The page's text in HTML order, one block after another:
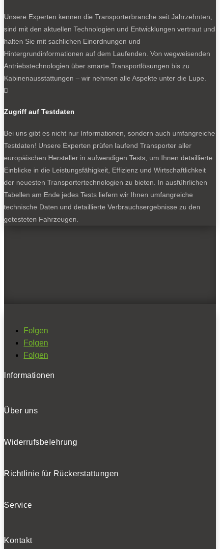
Unsere Experten kennen die Transporterbranche seit Jahrzehnten,
sind mit den aktuellen Technologien und Entwicklungen vertraut und
halten Sie mit sachlichen Einordnungen und
Hintergrundinformationen auf dem Laufenden. Von wegweisenden
Antriebstechnologien über smarte Transportlösungen bis zu
Kabinenausstattungen – wir nehmen alle Aspekte unter die Lupe.

Zugriff auf Testdaten
Bei uns gibt es nicht nur Informationen, sondern auch umfangreiche
Testdaten! Unsere Experten prüfen laufend Transporter aller
europäischen Hersteller in aufwendigen Tests, um Ihnen detaillierte
Einblicke in die Leistungsfähigkeit, Effizienz und Wirtschaftlichkeit
der neuesten Transportertechnologien zu bieten. In ausführlichen
Tabellen am Ende jedes Tests liefern wir Ihnen umfangreiche
technische Daten und detaillierte Verbrauchsergebnisse zu den
getesteten Fahrzeugen.
Folgen
Folgen
Folgen
Informationen
Über uns
Widerrufsbelehrung
Richtlinie für Rückerstattungen
Service
Kontakt